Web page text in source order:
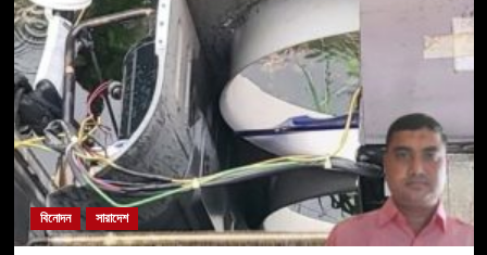
বিনোদন সারাদেশ